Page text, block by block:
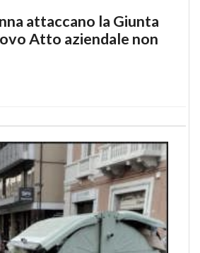
attaccano la Giunta
Atto aziendale non